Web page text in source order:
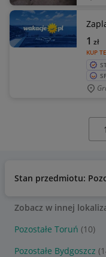
KUP
1 zł
Stan przedmiotu:
Zobacz w innej
Pozostałe Toruń (10)
Pozostałe Bydgoszcz